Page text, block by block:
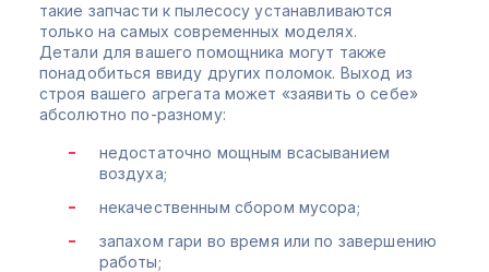
такие запчасти к пылесосу устанавливаются
только на самых современных моделях.
Детали для вашего помощника могут также
понадобиться ввиду других поломок. Выход из
строя вашего агрегата может «заявить о себе»
абсолютно по-разному:
недостаточно мощным всасыванием
воздуха;
некачественным сбором мусора;
запахом гари во время или по завершению
работы;